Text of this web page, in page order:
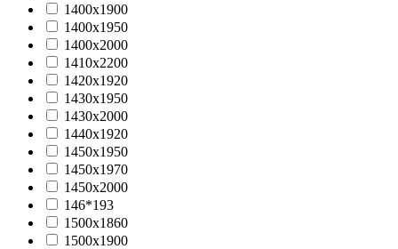
1400х1900
1400х1950
1400х2000
1410х2200
1420х1920
1430х1950
1430х2000
1440x1920
1450х1950
1450х1970
1450х2000
146*193
1500х1860
1500х1900